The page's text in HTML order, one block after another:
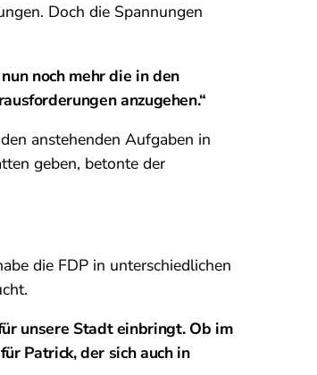
Doch die Spannungen
noch mehr die in den
anzugehen.“
anstehenden Aufgaben in
geben, betonte der
die FDP in unterschiedlichen
unsere Stadt einbringt. Ob im
Patrick, der sich auch in